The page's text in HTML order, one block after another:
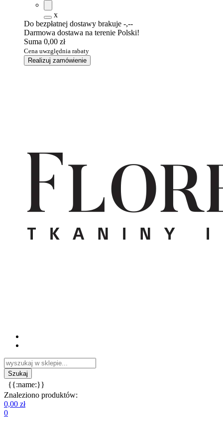
x
Do bezpłatnej dostawy brakuje -,--
Darmowa dostawa na terenie Polski!
Suma 0,00 zł
Cena uwzględnia rabaty
Realizuj zamówienie
{{:name:}}
Znaleziono produktów:
0,00 zł
0